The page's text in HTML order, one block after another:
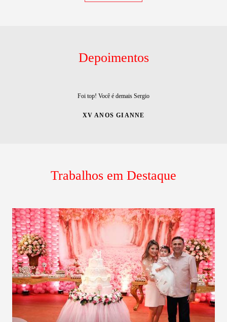
Depoimentos
Foi top! Você é demais Sergio
XV ANOS GIANNE
Trabalhos em Destaque